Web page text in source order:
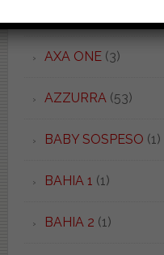
AXA ONE(3)
AZZURRA(53)
BABY SOSPESO (1)
BAHIA 1 (1)
BAHIA 2 (1)